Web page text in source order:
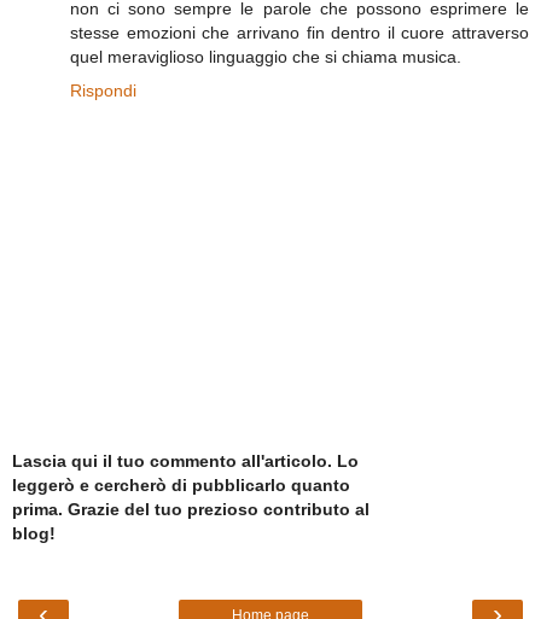
non ci sono sempre le parole che possono esprimere le
stesse emozioni che arrivano fin dentro il cuore attraverso
quel meraviglioso linguaggio che si chiama musica.
Rispondi
Lascia qui il tuo commento all'articolo. Lo
leggerò e cercherò di pubblicarlo quanto
prima. Grazie del tuo prezioso contributo al
blog!
Home page